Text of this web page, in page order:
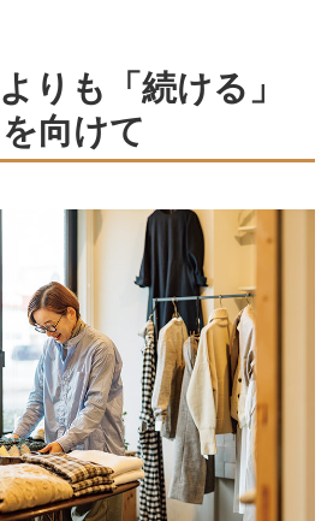
りも「続ける」
向けて